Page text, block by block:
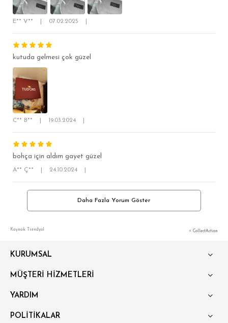
E** V** 07.02.2025
kutuda gelmesi çok güzel
C** B** 19.03.2024
bohça için aldım gayet güzel
A** Ç** 24.10.2024
Daha Fazla Yorum Göster
Kaynak: Trendyol ⚡ CollectAction
KURUMSAL
MÜŞTERİ HİZMETLERİ
YARDIM
POLİTİKALAR